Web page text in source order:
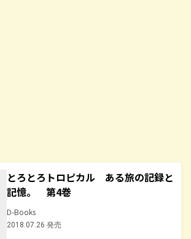
とろとろトロピカル ある旅の記録と
記憶。 第4巻
D-Books
2018.07.26 発売